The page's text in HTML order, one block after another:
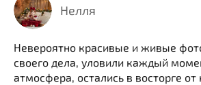
Нелля
Невероятно красивые и живые
своего дела, уловили каждый
атмосфера, остались в восторге